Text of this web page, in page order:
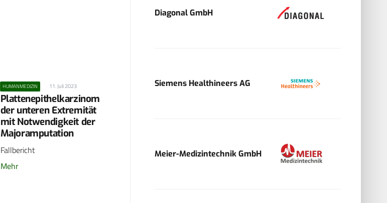
HUMANMEDIZIN 11. Juli 2023
Plattenepithelkarzinom
der unteren Extremität
mit Notwendigkeit der
Majoramputation
Fallbericht
Mehr
Diagonal GmbH
Siemens Healthineers AG
Meier-Medizintechnik GmbH